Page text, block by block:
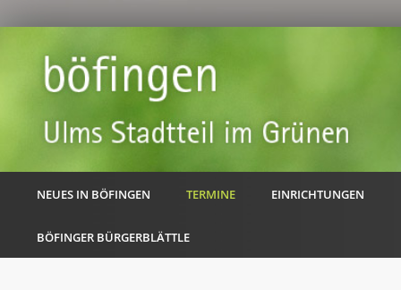
NEUES IN BÖFINGEN TERMINE EINRICHTUNGEN
BÖFINGER BÜRGERBLÄTTLE